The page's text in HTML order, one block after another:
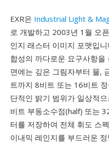
EXR은 Industrial Light &
로 개발하고 2003년 1월 오
인지 래스터 이미지 포맷입
합성의 까다로운 요구사항
면에는 깊은 그림자부터 물,
트까지 8비트 또는 16비트
단적인 밝기 범위가 일상적
비트 부동소수점(half) 또는
터를 저장하여 전체 휘도 스
이내믹 레인지를 부드러운